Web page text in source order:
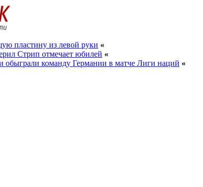
пластину из левой руки «
Стрип отмечает юбилей «
обыграли команду Германии в матче Лиги наций «